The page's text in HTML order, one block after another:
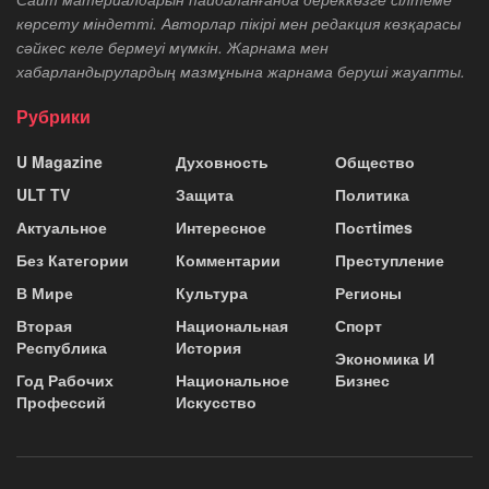
көрсету міндетті. Авторлар пікірі мен редакция көзқарасы
сәйкес келе бермеуі мүмкін. Жарнама мен
хабарландырулардың мазмұнына жарнама беруші жауапты.
Рубрики
U Magazine
ULT TV
Актуальное
Без Категории
В Мире
Вторая
Республика
Год Рабочих
Профессий
Духовность
Защита
Интересное
Комментарии
Культура
Национальная
История
Национальное
Искусство
Общество
Политика
Постtimes
Преступление
Регионы
Спорт
Экономика И
Бизнес